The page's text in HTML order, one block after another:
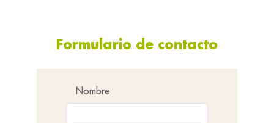
Formulario de contacto
Nombre